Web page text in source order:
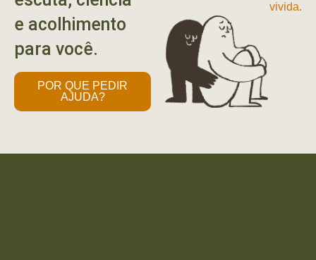
e acolhimento
para você.
POR QUE PEDIR
AJUDA?
vivida.